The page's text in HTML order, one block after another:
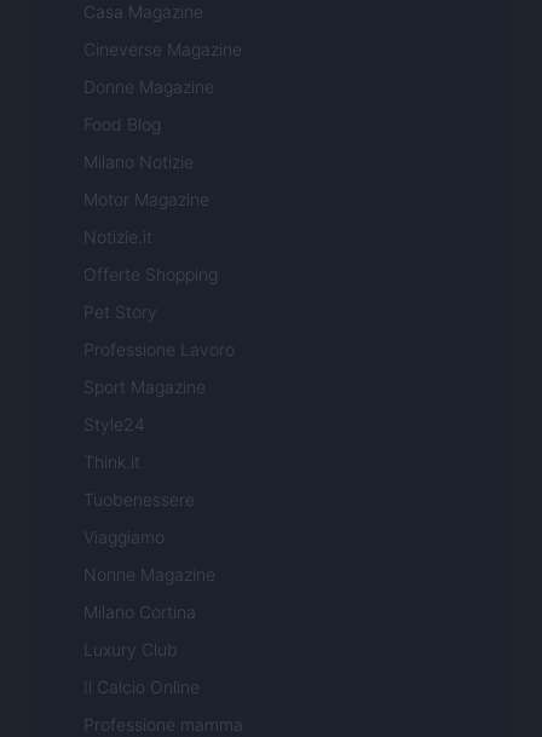
Casa Magazine
Cineverse Magazine
Donne Magazine
Food Blog
Milano Notizie
Motor Magazine
Notizie.it
Offerte Shopping
Pet Story
Professione Lavoro
Sport Magazine
Style24
Think.it
Tuobenessere
Viaggiamo
Nonne Magazine
Milano Cortina
Luxury Club
Il Calcio Online
Professione mamma